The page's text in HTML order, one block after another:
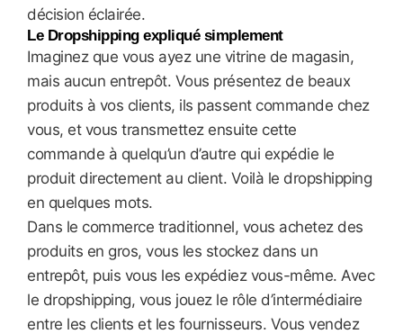
décision éclairée.
Le Dropshipping expliqué simplement
Imaginez que vous ayez une vitrine de magasin,
mais aucun entrepôt. Vous présentez de beaux
produits à vos clients, ils passent commande chez
vous, et vous transmettez ensuite cette
commande à quelqu’un d’autre qui expédie le
produit directement au client. Voilà le dropshipping
en quelques mots.
Dans le commerce traditionnel, vous achetez des
produits en gros, vous les stockez dans un
entrepôt, puis vous les expédiez vous-même. Avec
le dropshipping, vous jouez le rôle d’intermédiaire
entre les clients et les fournisseurs. Vous vendez